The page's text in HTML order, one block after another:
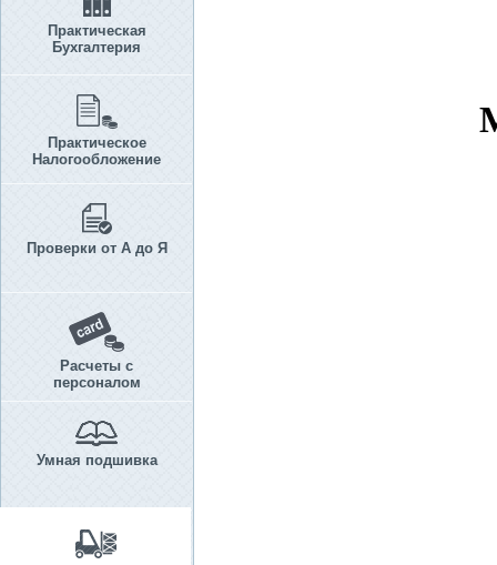
Практическая
Бухгалтерия
Практическое
Налогообложение
Проверки от А до Я
Расчеты с
персоналом
Умная подшивка